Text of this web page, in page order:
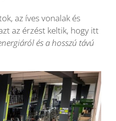
az íves vonalak és
az érzést keltik, hogy itt
és a hosszú távú